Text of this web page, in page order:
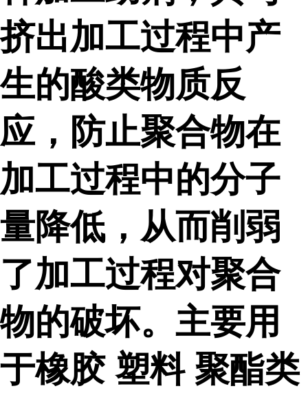
挤出加工过程中产
生的酸类物质反
应，防止聚合物在
加工过程中的分子
量降低，从而削弱
了加工过程对聚合
物的破坏。主要用
于橡胶 塑料 聚酯类